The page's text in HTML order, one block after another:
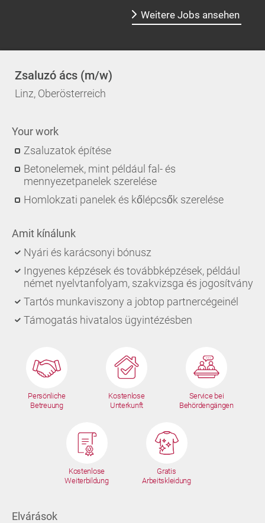
Weitere Jobs ansehen
Zsaluzó ács (m/w)
Linz, Oberösterreich
Your work
Zsaluzatok építése
Betonelemek, mint például fal- és
mennyezetpanelek szerelése
Homlokzati panelek és kőlépcsők szerelése
Amit kínálunk
Nyári és karácsonyi bónusz
Ingyenes képzések és továbbképzések, például
német nyelvtanfolyam, szakvizsga és jogosítvány
Tartós munkaviszony a jobtop partnercégeinél
Támogatás hivatalos ügyintézésben
Persönliche
Betreuung
Kostenlose
Unterkunft
Service bei
Behördengängen
Kostenlose
Weiterbildung
Gratis
Arbeitskleidung
Elvárások